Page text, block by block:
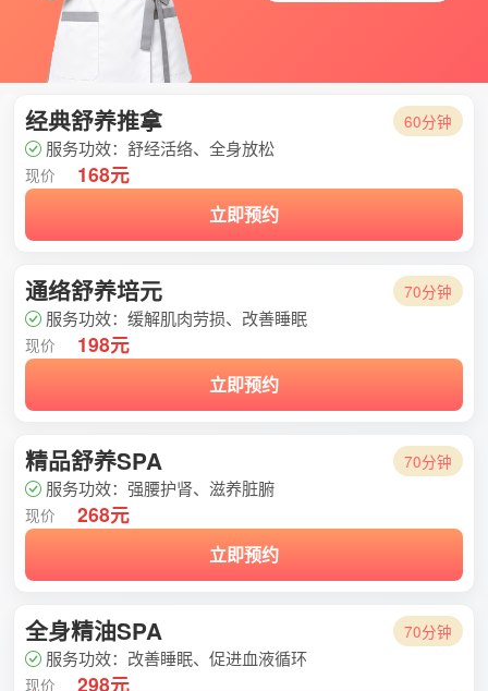
经典舒养推拿 60分钟
服务功效：舒经活络、全身放松
现价 168元
立即预约
通络舒养培元 70分钟
服务功效：缓解肌肉劳损、改善睡眠
现价 198元
立即预约
精品舒养SPA 70分钟
服务功效：强腰护肾、滋养脏腑
现价 268元
立即预约
全身精油SPA 70分钟
服务功效：改善睡眠、促进血液循环
现价 298元